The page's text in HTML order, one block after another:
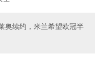
奥续约，米兰希望欧冠半